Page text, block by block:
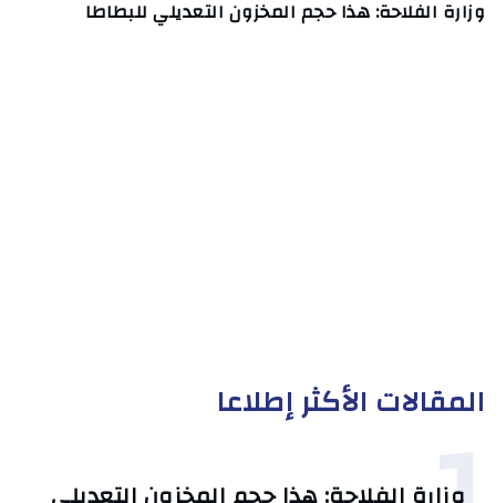
وزارة الفلاحة: هذا حجم المخزون التعديلي للبطاطا
المقالات الأكثر إطلاعا